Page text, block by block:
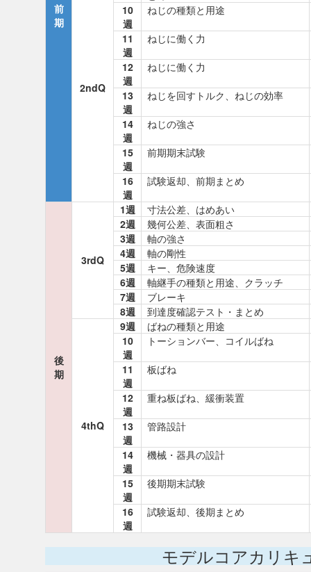
前
期
2ndQ
10
週
ねじの種類と用途
11
週
ねじに働く力
12
週
ねじに働く力
13
週
ねじを回すトルク、ねじの効率
14
週
ねじの強さ
15
週
前期期末試験
16
週
試験返却、前期まとめ
後
期
3rdQ
1週
寸法公差、はめあい
2週
幾何公差、表面粗さ
3週
軸の強さ
4週
軸の剛性
5週
キー、危険速度
6週
軸継手の種類と用途、クラッチ
7週
ブレーキ
8週
到達度確認テスト・まとめ
4thQ
9週
ばねの種類と用途
10
週
トーションバー、コイルばね
11
週
板ばね
12
週
重ね板ばね、緩衝装置
13
週
管路設計
14
週
機械・器具の設計
15
週
後期期末試験
16
週
試験返却、後期まとめ
モデルコアカリキ